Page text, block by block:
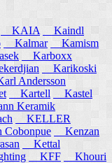
KAIA
Kaindl
Kalmar
Kamism
Karboxx
Karikoski
Andersson
Kartell
Kastel
Keramik
KELLER
Kenzan
Kettal
KFF
Khouri